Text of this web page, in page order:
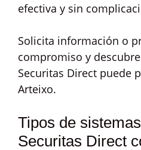
efectiva y sin
Solicita información o
compromiso y
Securitas Direct puede
Arteixo.
Tipos de
Securitas Direct